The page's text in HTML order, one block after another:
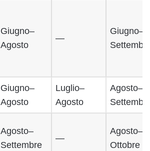
Giugno–
Agosto
—
Giugno–
Giugno–
Agosto
Luglio–
Agosto
Agosto–
Agosto–
Settembre
—
Agosto–
Ottobre